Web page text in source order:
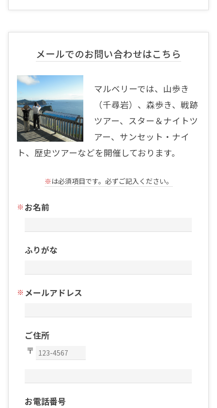
メールでのお問い合わせはこちら
マルベリーでは、山歩き
（千尋岩）、森歩き、戦跡
ツアー、スター＆ナイトツ
アー、サンセット・ナイ
ト、歴史ツアーなどを開催しております。
※ は必須項目です。必ずご記入ください。
お名前
ふりがな
メールアドレス
ご住所
お電話番号